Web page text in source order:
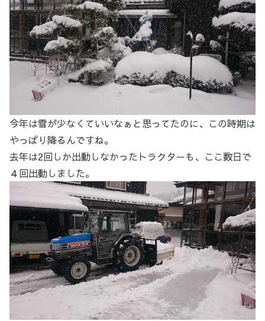
今年は雪が少なくていいなぁと思ってたのに、この時期は
やっぱり降るんですね。
去年は2回しか出動しなかったトラクターも、ここ数日で
４回出動しました。